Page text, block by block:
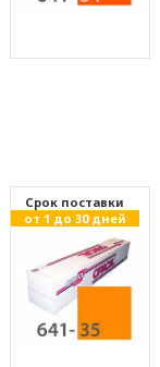
Cрок поставки
от 1 до 30 дней